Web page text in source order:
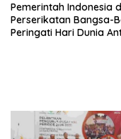
Pemerintah Indonesia
Perserikatan Bangsa-
Peringati Hari Dunia